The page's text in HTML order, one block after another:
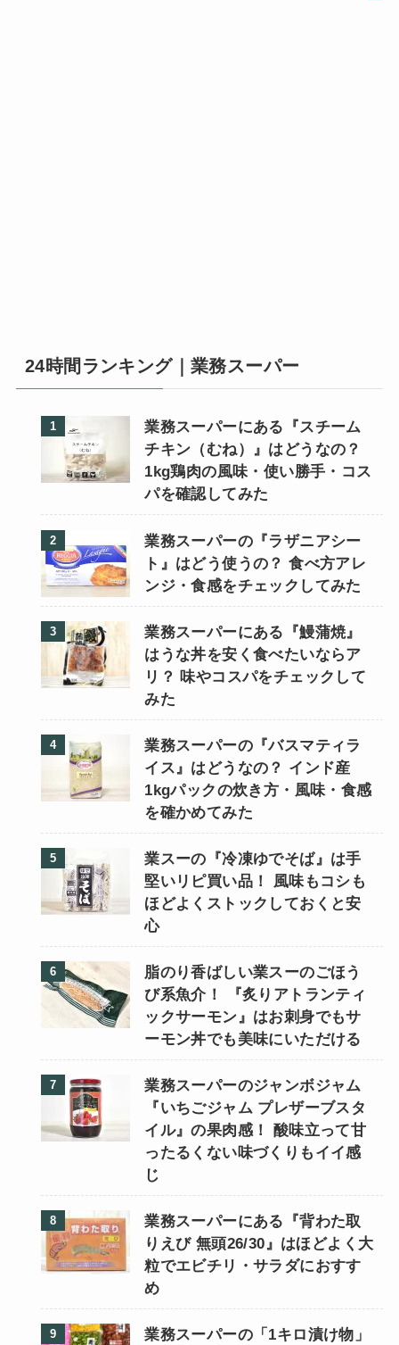
24時間ランキング｜業務スーパー
業務スーパーにある『スチーム
チキン（むね）』はどうなの？
1kg鶏肉の風味・使い勝手・コス
パを確認してみた
業務スーパーの『ラザニアシー
ト』はどう使うの？ 食べ方アレ
ンジ・食感をチェックしてみた
業務スーパーにある『鰻蒲焼』
はうな丼を安く食べたいならア
リ？ 味やコスパをチェックして
みた
業務スーパーの『バスマティラ
イス』はどうなの？ インド産
1kgパックの炊き方・風味・食感
を確かめてみた
業スーの『冷凍ゆでそば』は手
堅いリピ買い品！ 風味もコシも
ほどよくストックしておくと安
心
脂のり香ばしい業スーのごほう
び系魚介！ 『炙りアトランティ
ックサーモン』はお刺身でもサ
ーモン丼でも美味にいただける
業務スーパーのジャンボジャム
『いちごジャム プレザーブスタ
イル』の果肉感！ 酸味立って甘
ったるくない味づくりもイイ感
じ
業務スーパーにある『背わた取
りえび 無頭26/30』はほどよく大
粒でエビチリ・サラダにおすす
め
業務スーパーの「1キロ漬け物」